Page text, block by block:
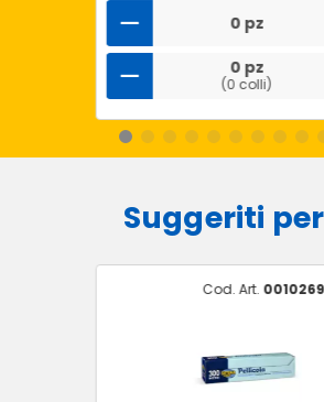
0 pz
0 pz
(0 colli)
Suggeriti
Cod. Art.